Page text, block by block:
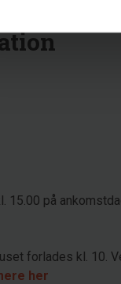
15.00 på
forlades kl. 10.
her